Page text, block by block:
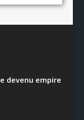
devenu empire